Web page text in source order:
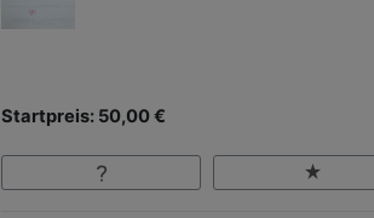
Startpreis: 50,00 €